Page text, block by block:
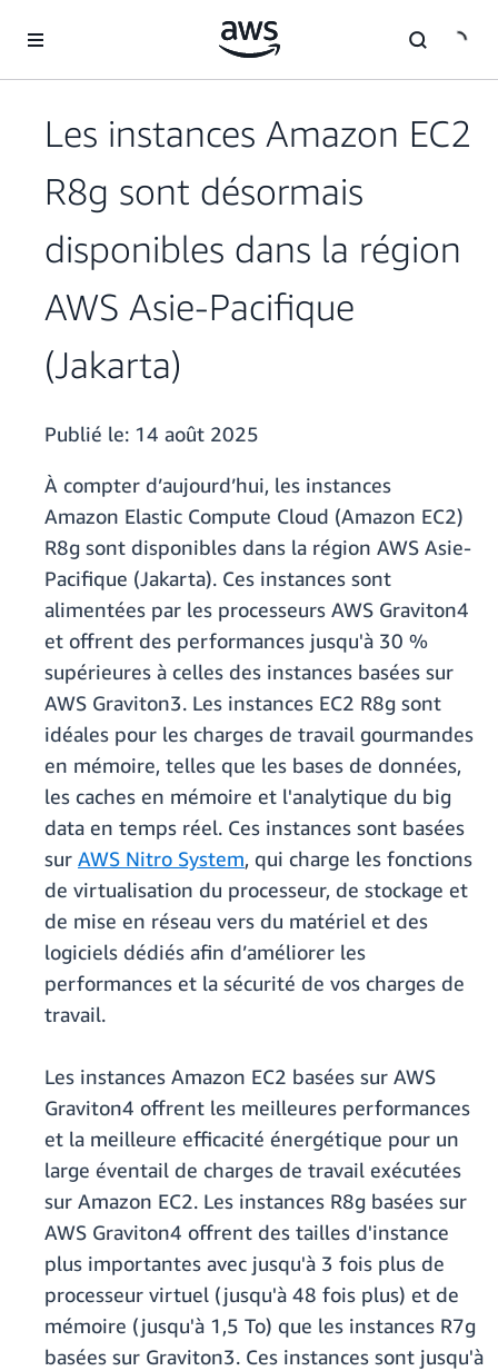
Les instances Amazon EC2
R8g sont désormais
disponibles dans la région
AWS Asie-Pacifique
(Jakarta)
Publié le: 14 août 2025
À compter d’aujourd’hui, les instances
Amazon Elastic Compute Cloud (Amazon EC2)
R8g sont disponibles dans la région AWS Asie-
Pacifique (Jakarta). Ces instances sont
alimentées par les processeurs AWS Graviton4
et offrent des performances jusqu'à 30 %
supérieures à celles des instances basées sur
AWS Graviton3. Les instances EC2 R8g sont
idéales pour les charges de travail gourmandes
en mémoire, telles que les bases de données,
les caches en mémoire et l'analytique du big
data en temps réel. Ces instances sont basées
sur AWS Nitro System, qui charge les fonctions
de virtualisation du processeur, de stockage et
de mise en réseau vers du matériel et des
logiciels dédiés afin d’améliorer les
performances et la sécurité de vos charges de
travail.
Les instances Amazon EC2 basées sur AWS
Graviton4 offrent les meilleures performances
et la meilleure efficacité énergétique pour un
large éventail de charges de travail exécutées
sur Amazon EC2. Les instances R8g basées sur
AWS Graviton4 offrent des tailles d'instance
plus importantes avec jusqu'à 3 fois plus de
processeur virtuel (jusqu'à 48 fois plus) et de
mémoire (jusqu'à 1,5 To) que les instances R7g
basées sur Graviton3. Ces instances sont jusqu'à